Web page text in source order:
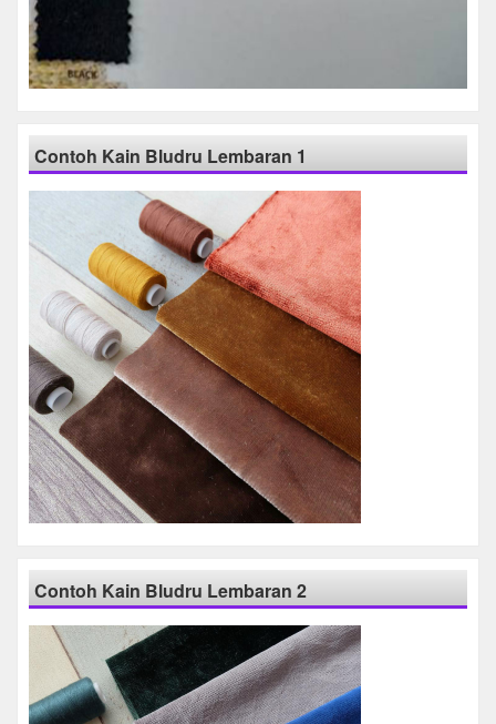
Contoh Kain Bludru Lembaran 1
Contoh Kain Bludru Lembaran 2